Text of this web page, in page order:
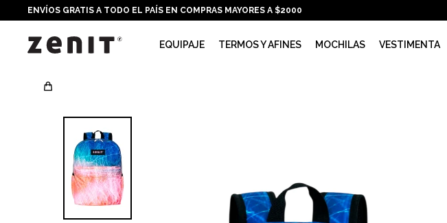
EQUIPAJE TERMOS Y AFINES MOCHILAS VESTIMENTA
ENVÍOS GRATIS A TODO EL PAÍS EN COMPRAS MAYORES A $2000